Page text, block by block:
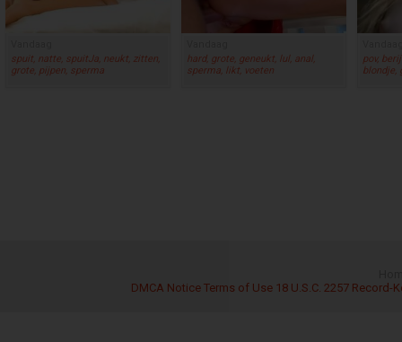
spuit, natte, spuitJa, neukt, zitten,
grote, pijpen, sperma
hard, grote, geneukt, lul, anal,
sperma, likt, voeten
pov,
blondje,
DMCA Notice Terms of Use 18 U.S.C. 2257